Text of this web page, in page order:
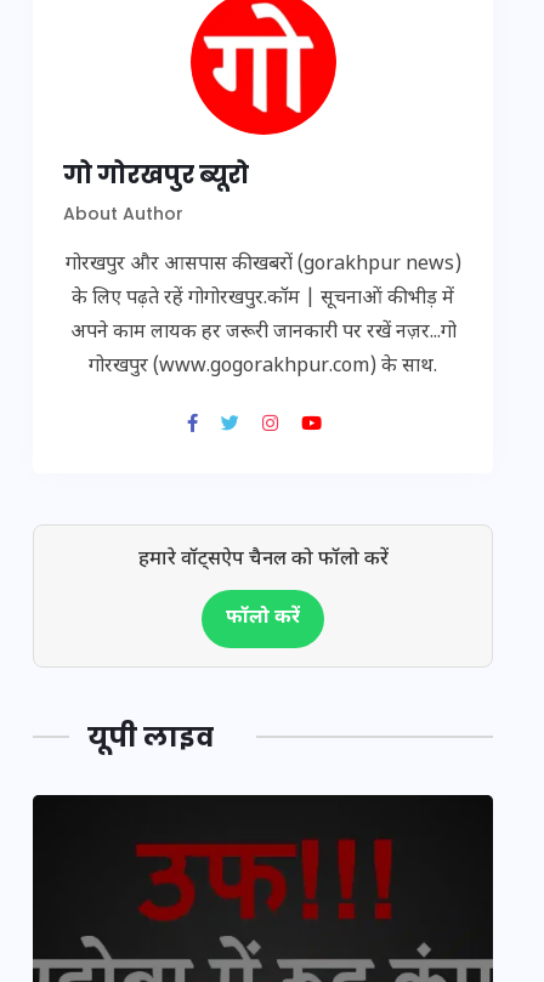
गो गोरखपुर ब्यूरो
About Author
गोरखपुर और आसपास की खबरों (gorakhpur news)
के लिए पढ़ते रहें गोगोरखपुर.कॉम | सूचनाओं की भीड़ में
अपने काम लायक हर जरूरी जानकारी पर रखें नज़र...गो
गोरखपुर (www.gogorakhpur.com) के साथ.
हमारे वॉट्सऐप चैनल को फॉलो करें
फॉलो करें
यूपी लाइव